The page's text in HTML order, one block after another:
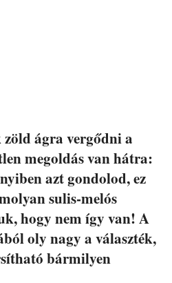
ágra vergődni a
megoldás van hátra:
azt gondolod, ez
sulis-melós
hogy nem így van! A
oly nagy a választék,
bármilyen